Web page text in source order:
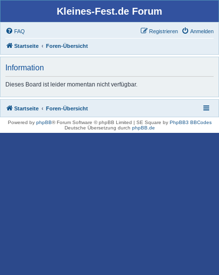
Kleines-Fest.de Forum
FAQ Anmelden
Registrieren
Startseite Foren-Übersicht
Information
Dieses Board ist leider momentan nicht verfügbar.
Startseite Foren-Übersicht
Powered by phpBB® Forum Software © phpBB Limited | SE Square by PhpBB3 BBCodes
Deutsche Übersetzung durch phpBB.de